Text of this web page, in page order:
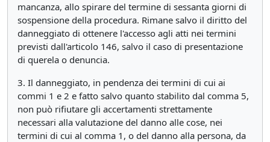
mancanza, allo spirare del termine di sessanta giorni di
sospensione della procedura. Rimane salvo il diritto del
danneggiato di ottenere l'accesso agli atti nei termini
previsti dall'articolo 146, salvo il caso di presentazione
di querela o denuncia.
3. Il danneggiato, in pendenza dei termini di cui ai
commi 1 e 2 e fatto salvo quanto stabilito dal comma 5,
non può rifiutare gli accertamenti strettamente
necessari alla valutazione del danno alle cose, nei
termini di cui al comma 1, o del danno alla persona, da